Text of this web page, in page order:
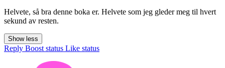
Helvete, så bra denne boka er. Helvete som jeg gleder meg til hvert
sekund av resten.
Show less
Reply Boost status Like status